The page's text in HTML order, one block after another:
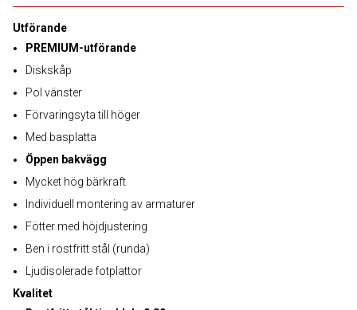
Utförande
PREMIUM-utförande
Diskskåp
Pol vänster
Förvaringsyta till höger
Med basplatta
Öppen bakvägg
Mycket hög bärkraft
Individuell montering av armaturer
Fötter med höjdjustering
Ben i rostfritt stål (runda)
Ljudisolerade fotplattor
Kvalitet